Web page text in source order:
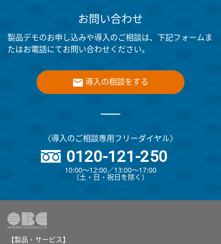
お問い合わせ
製品デモのお申し込みや導入のご相談は、下記フォームま
たはお電話にてお問い合わせください。
導入の相談をする
〈導入のご相談専用フリーダイヤル〉
0120-121-250
10:00～12:00∕13:00～17:00
（⼟・⽇・祝⽇を除く）
【製品・サービス】